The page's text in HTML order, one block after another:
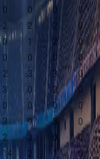
0 0 0
0
2 2 2
0
0 1 2
0
0 0 0
0
2 3 3
0
3 0 2
0
0 0 0
0
3 9 3
0
2 3 0
0
14 2 1
0